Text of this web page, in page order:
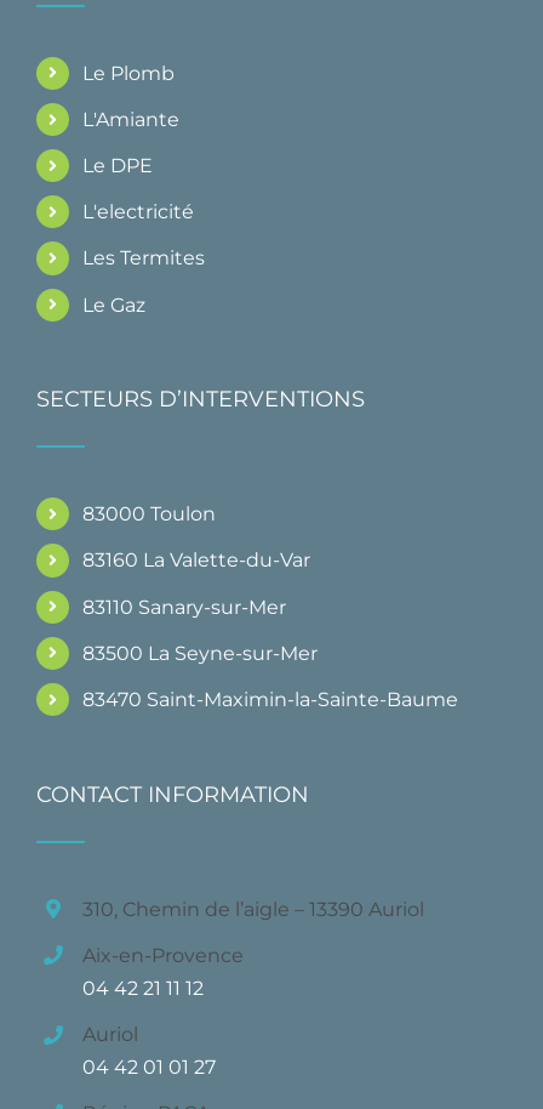
Le Plomb
L'Amiante
Le DPE
L'electricité
Les Termites
Le Gaz
SECTEURS D’INTERVENTIONS
83000 Toulon
83160 La Valette-du-Var
83110 Sanary-sur-Mer
83500 La Seyne-sur-Mer
83470 Saint-Maximin-la-Sainte-Baume
CONTACT INFORMATION
310, Chemin de l’aigle – 13390 Auriol
Aix-en-Provence
04 42 21 11 12
Auriol
04 42 01 01 27